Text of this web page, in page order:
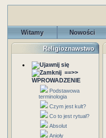
Witamy Nowości
Religioznawstwo
==>>
WPROWADZENIE
Podstawowa
terminologia
Czym jest kult?
Co to jest rytuał?
Absolut
Anioły